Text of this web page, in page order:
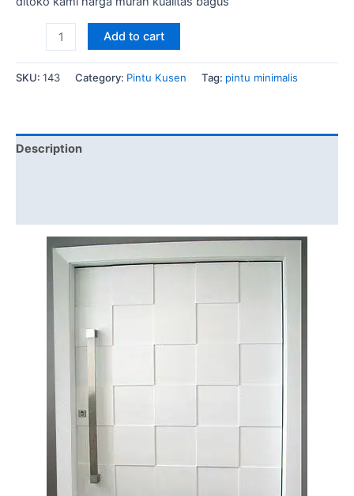
Duco
quantity
Add to cart
SKU: 143 Category: Pintu Kusen Tag: pintu minimalis
Description